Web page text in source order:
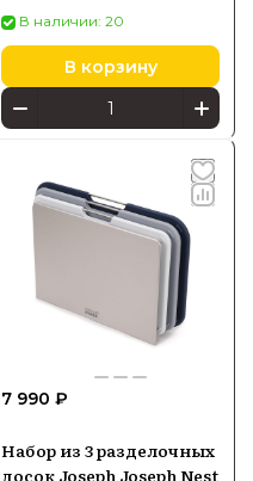
В наличии: 20
В корзину
7 990 ₽
Набор из 3 разделочных
досок Joseph Joseph Nest